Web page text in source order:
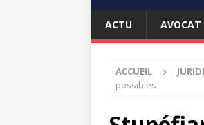
ACTU AVOCAT
ACCUEIL
possibles